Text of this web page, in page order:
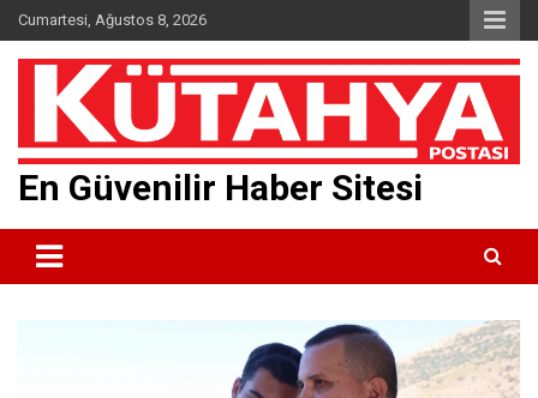
Skip
to
content
Cumartesi, Ağustos 8, 2026
En Güvenilir Haber Sitesi